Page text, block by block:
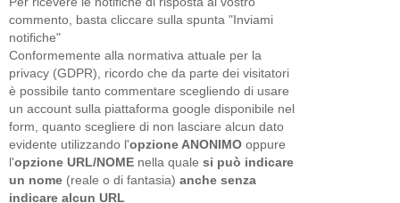
commento, basta cliccare sulla spunta "Inviami
notifiche"
Conformemente alla normativa attuale per la
privacy (GDPR), ricordo che da parte dei visitatori
è possibile tanto commentare scegliendo di usare
un account sulla piattaforma google disponibile nel
form, quanto scegliere di non lasciare alcun dato
evidente utilizzando l'opzione ANONIMO oppure
l'opzione URL/NOME nella quale si può indicare
un nome (reale o di fantasia) anche senza
indicare alcun URL